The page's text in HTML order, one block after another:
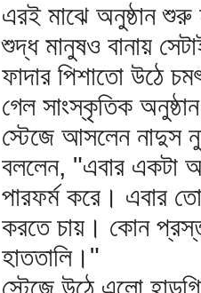
এরই মাঝে অনুষ্ঠান শুরু
শুদ্ধ মানুষও বানায়
ফাদার পিশাতো উঠে
গেল সাংস্কৃতিক
স্টেজে আসলেন নাদুস
বললেন, "এবার একটা
পারফর্ম করে। এবার
করতে চায়। কোন
হাততালি।"